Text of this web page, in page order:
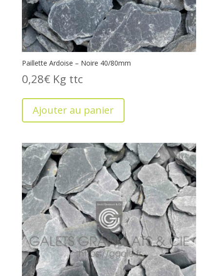
Paillette Ardoise – Noire 40/80mm
0,28€ Kg
Ajouter au panier